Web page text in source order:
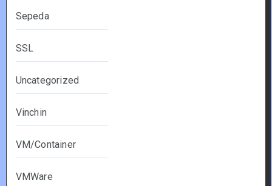
Sepeda
SSL
Uncategorized
Vinchin
VM/Container
VMWare